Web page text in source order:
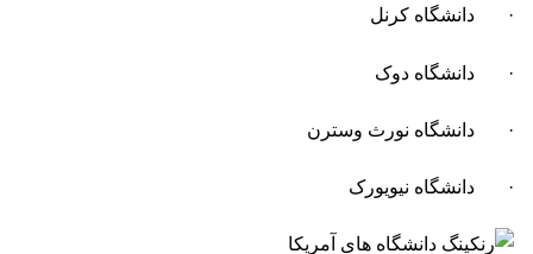
· دانشگاه کرنل
· دانشگاه دوک
· دانشگاه نورث وسترن
· دانشگاه نیویورک